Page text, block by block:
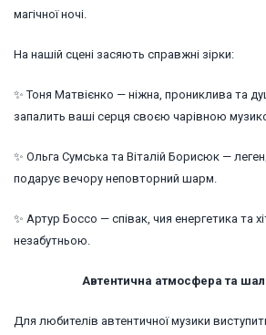
магічної ночі.
На нашій сцені засяють справжні зірки:
✨ Тоня Матвієнко — ніжна, прониклива та
запалить ваші серця своєю чарівною
✨ Ольга Сумська та Віталій Борисюк —
подарує вечору неповторний шарм.
✨ Артур Боссо — співак, чия енергетика та
незабутньою.
Автентична атмосфера та
Для любителів автентичної музики